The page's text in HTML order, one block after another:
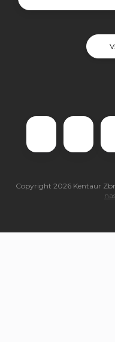
Copyright 2026 Kentaur